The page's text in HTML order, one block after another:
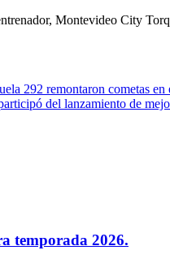
Montevideo City
292 remontaron cometas en
del lanzamiento de
temporada 2026.